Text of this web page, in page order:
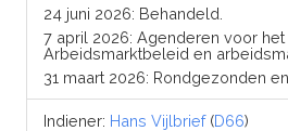
24 juni 2026: Behandeld.
7 april 2026: Agenderen voor
Arbeidsmarktbeleid en
31 maart 2026: Rondgezonden
Indiener: Hans Vijlbrief(D66)